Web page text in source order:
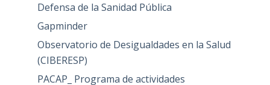
Defensa de la Sanidad Pública
Gapminder
Observatorio de Desigualdades en la Salud
(CIBERESP)
PACAP_ Programa de actividades